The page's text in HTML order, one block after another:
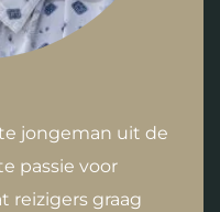
jongeman uit de
passie voor
reizigers graag